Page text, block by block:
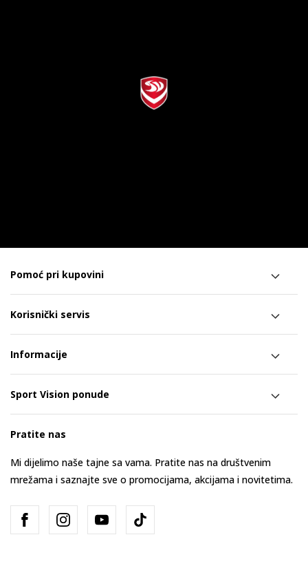
Pomoć pri kupovini
Korisnički servis
Informacije
Sport Vision ponude
Pratite nas
Mi dijelimo naše tajne sa vama. Pratite nas na društvenim
mrežama i saznajte sve o promocijama, akcijama i novitetima.